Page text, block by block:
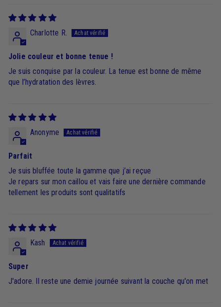
Charlotte R.
Jolie couleur et bonne tenue !
Je suis conquise par la couleur. La tenue est bonne de même
que l’hydratation des lèvres.
Anonyme
Parfait
Je suis bluffée toute la gamme que j’ai reçue
Je repars sur mon caillou et vais faire une dernière commande
tellement les produits sont qualitatifs
Kash
Super
J'adore. Il reste une demie journée suivant la couche qu'on met